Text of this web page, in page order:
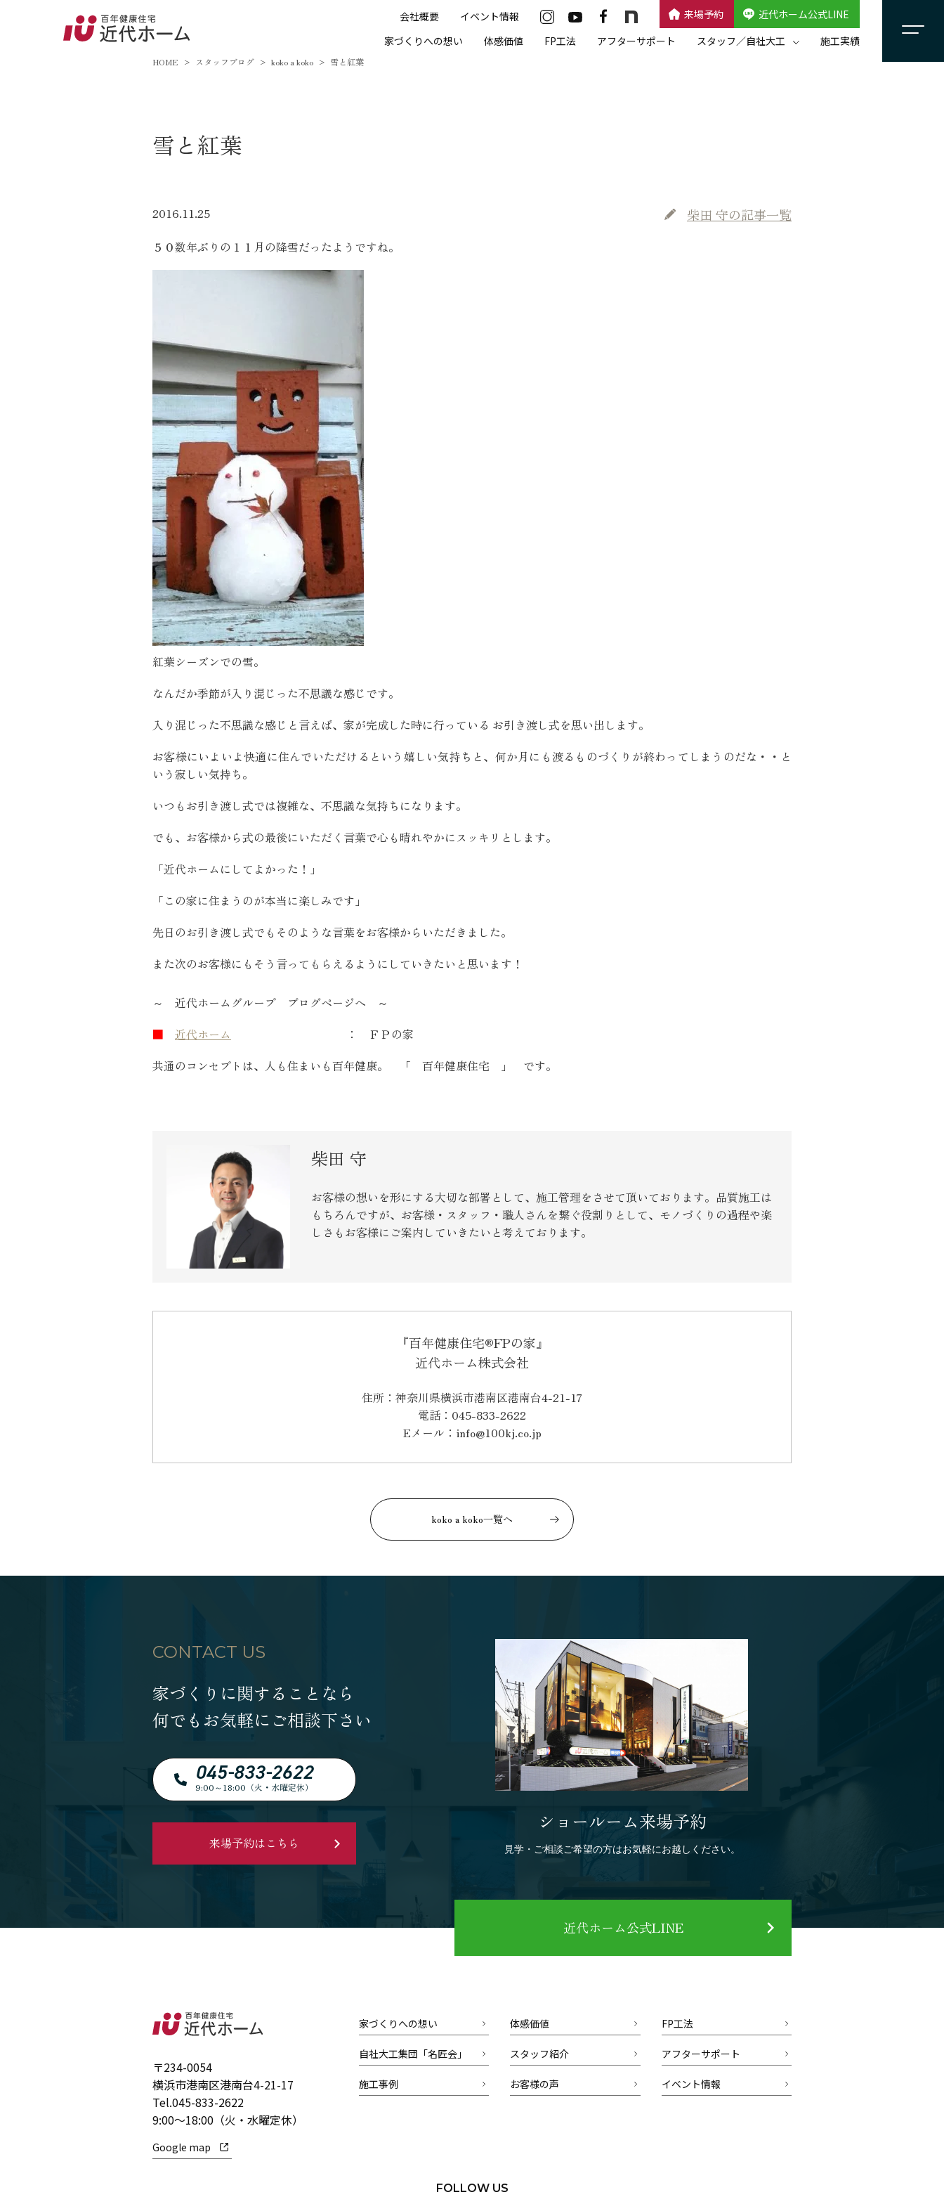
会社概要 イベント情報 来場予約
近代ホーム公式LINE
家づくりへの想い
体感価値 FP工法 アフターサポート スタッフ／自社大工 施工実績
近代ホーム公式LINE
CLOSE×
家づくりへの想い
住宅イベント情報
近代ホームについて
スタッフ紹介
自社大工集団「名匠会」
ホームオーナー様が集う会『100TOMO』
スタッフブログ
よくある質問
近代ホーム公式LINE
オンライン相談
HOME スタッフブログ koko a koko 雪と紅葉
雪と紅葉
2016.11.25 柴田 守の記事一覧
５０数年ぶりの１１月の降雪だったようですね。
紅葉シーズンでの雪。
なんだか季節が入り混じった不思議な感じです。
入り混じった不思議な感じと言えば、家が完成した時に行っている お引き渡し式を思い出します。
お客様にいよいよ快適に住んでいただけるという嬉しい気持ちと、何か月にも渡るものづくりが終わってしまうのだな・・と
いう寂しい気持ち。
いつもお引き渡し式では複雑な、不思議な気持ちになります。
でも、お客様から式の最後にいただく言葉で心も晴れやかにスッキリとします。
「近代ホームにしてよかった！」
「この家に住まうのが本当に楽しみです」
先日のお引き渡し式でもそのような言葉をお客様からいただきました。
また次のお客様にもそう言ってもらえるようにしていきたいと思います！
～ 近代ホームグループ ブログページへ ～
■
近代ホーム
： ＦＰの家
共通のコンセプトは、人も住まいも百年健康。 「 百年健康住宅 」 です。
柴田 守
お客様の想いを形にする大切な部署として、施工管理をさせて頂いております。品質施工は
もちろんですが、お客様・スタッフ・職人さんを繋ぐ役割りとして、モノづくりの過程や楽
しさもお客様にご案内していきたいと考えております。
『百年健康住宅®FPの家』
近代ホーム株式会社
住所：神奈川県横浜市港南区港南台4-21-17
電話：045-833-2622
Eメール：info@100kj.co.jp
koko a koko一覧へ
CONTACT US
家づくりに関することなら
何でもお気軽にご相談下さい
045-833-2622
9:00～18:00（火・水曜定休）
来場予約はこちら
ショールーム来場予約
見学・ご相談ご希望の方はお気軽にお越しください。
近代ホーム公式LINE
〒234-0054
横浜市港南区港南台4-21-17
Tel.045-833-2622
9:00～18:00（火・水曜定休）
Google map
家づくりへの想い 体感価値 FP工法
自社大工集団「名匠会」 スタッフ紹介 アフターサポート
施工事例 お客様の声 イベント情報
FOLLOW US